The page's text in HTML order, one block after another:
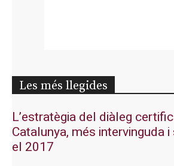
Les més llegides
L’estratègia del diàleg
Catalunya, més intervinguda
el 2017